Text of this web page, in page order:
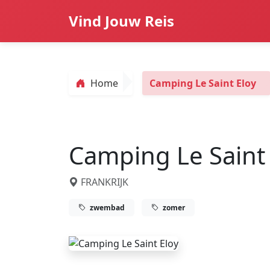
Vind Jouw Reis
Home Camping Le Saint Eloy
Camping Le Saint
FRANKRIJK
zwembad zomer